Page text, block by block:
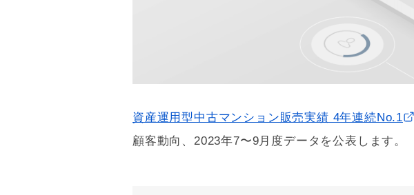
資産運用型中古マンション販売実績 4年連続No.1
顧客動向、2023年7〜9月度データを公表します。